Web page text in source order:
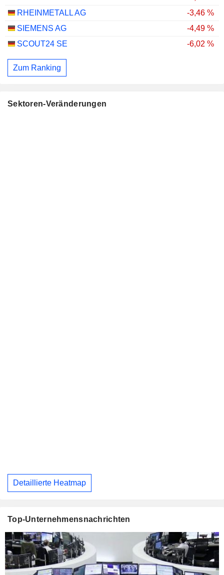
RHEINMETALL AG
-3,46 %
SIEMENS AG
-4,49 %
SCOUT24 SE
-6,02 %
Zum Ranking
Sektoren-Veränderungen
Detaillierte Heatmap
Top-Unternehmensnachrichten